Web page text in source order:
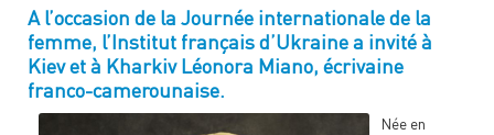
A l’occasion de la Journée internationale de la
femme, l’Institut français d’Ukraine a invité à
Kiev et à Kharkiv Léonora Miano, écrivaine
franco-camerounaise.
Née en